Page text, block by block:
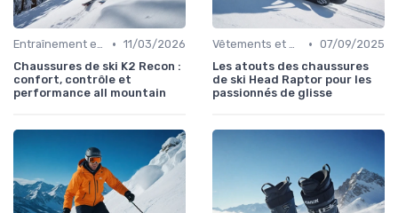
Entraînement et Techniques • 11/03/2026
Chaussures de ski K2 Recon :
confort, contrôle et
performance all mountain
Vêtements et Chaussures de Sport • 07/09/2025
Les atouts des chaussures
de ski Head Raptor pour les
passionnés de glisse